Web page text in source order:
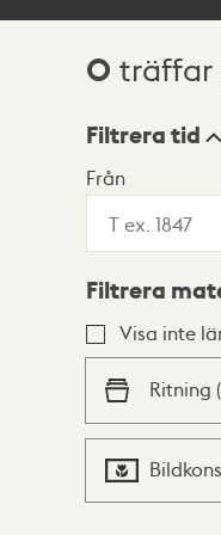
0 träffar
Visningsläge
Lista
Filtrera tid
Från
Filtrera
Visa inte
Ritning (